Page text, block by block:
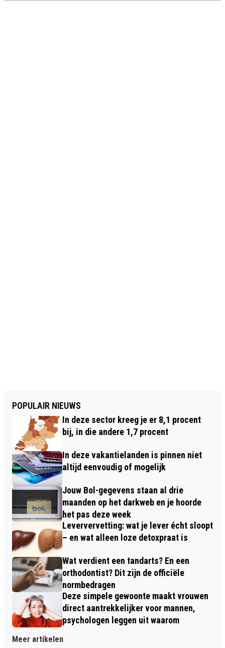
POPULAIR NIEUWS
In deze sector kreeg je er 8,1 procent
bij, in die andere 1,7 procent
In deze vakantielanden is pinnen niet
altijd eenvoudig of mogelijk
Jouw Bol-gegevens staan al drie
maanden op het darkweb en je hoorde
het pas deze week
Leververvetting: wat je lever écht sloopt
– en wat alleen loze detoxpraat is
Wat verdient een tandarts? En een
orthodontist? Dit zijn de officiële
normbedragen
Deze simpele gewoonte maakt vrouwen
direct aantrekkelijker voor mannen,
psychologen leggen uit waarom
Meer artikelen